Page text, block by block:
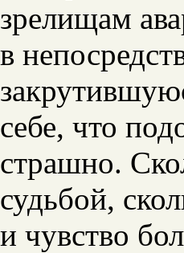
зрелищам
в
себе, что
страшно.
судьбой,
и чувство